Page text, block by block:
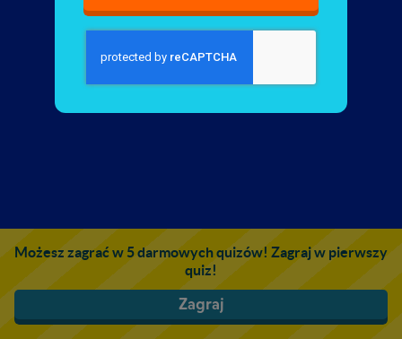
Możesz zagrać w 5 darmowych quizów! Zagraj w pierwszy
quiz!
Zagraj